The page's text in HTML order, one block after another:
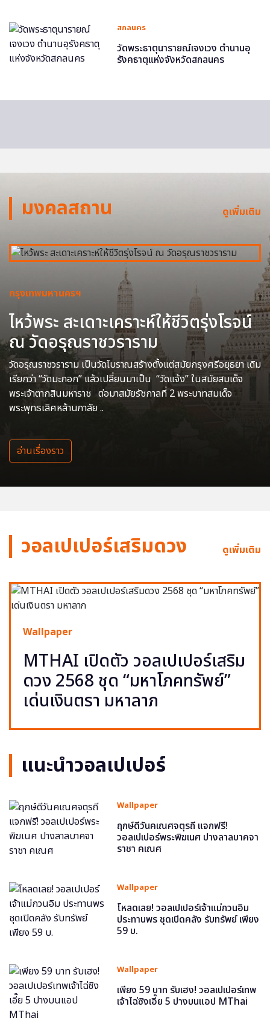
สกลนคร
วัดพระธาตุนารายณ์เจงเวง ตำนานอุ
รังคธาตุแห่งจังหวัดสกลนคร
มงคลสถาน ดูเพิ่มเติม
กรุงเทพมหานครฯ
ไหว้พระ สะเดาะเคราะห์ให้ชีวิตรุ่งโรจน์
ณ วัดอรุณราชวราราม
วัดอรุณราชวราราม เป็นวัดโบราณสร้างตั้งแต่สมัยกรุงศรีอยุธยา เดิม
เรียกว่า “วัดมะกอก” แล้วเปลี่ยนมาเป็น “วัดแจ้ง” ในสมัยสมเด็จ
พระเจ้าตากสินมหาราช ต่อมาสมัยรัชกาลที่ 2 พระบาทสมเด็จ
พระพุทธเลิศหล้านภาลัย ..
อ่านเรื่องราว
วอลเปเปอร์เสริมดวง ดูเพิ่มเติม
Wallpaper
MTHAI เปิดตัว วอลเปเปอร์เสริม
ดวง 2568 ชุด “มหาโภคทรัพย์”
เด่นเงินตรา มหาลาภ
แนะนำวอลเปเปอร์
Wallpaper
ฤกษ์ดีวันคเณศจตุรถี แจกฟรี!
วอลเปเปอร์พระพิฆเนศ ปางลาลบาคจา
ราชา คเณศ
Wallpaper
โหลดเลย! วอลเปเปอร์เจ้าแม่กวนอิม
ประทานพร ชุดเปิดคลัง รับทรัพย์ เพียง
59 บ.
Wallpaper
เพียง 59 บาท รับเฮง! วอลเปเปอร์เทพ
เจ้าไฉ่ซิงเอี๊ย 5 ปางบนแอป MThai